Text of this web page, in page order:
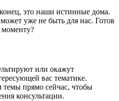
это наши истинные дома.
уже не быть для нас. Готов
моменту?
или окажут
вас тематике.
темы прямо сейчас, чтобы
консультации.